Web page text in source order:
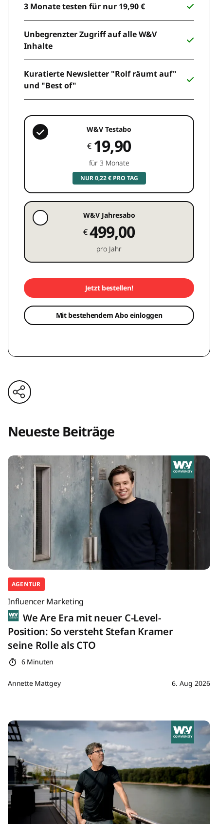
3 Monate testen für nur 19,90 €
Unbegrenzter Zugriff auf alle W&V
Inhalte
Kuratierte Newsletter "Rolf räumt auf"
und "Best of"
W&V Testabo
€ 19,90
für 3 Monate
NUR 0,22 € PRO TAG
W&V Jahresabo
€499,00
pro Jahr
Jetzt bestellen!
Mit bestehendem Abo einloggen
Neueste Beiträge
AGENTUR
Influencer Marketing
We Are Era mit neuer C-Level-
Position: So versteht Stefan Kramer
seine Rolle als CTO
6 Minuten
Annette Mattgey 6. Aug 2026